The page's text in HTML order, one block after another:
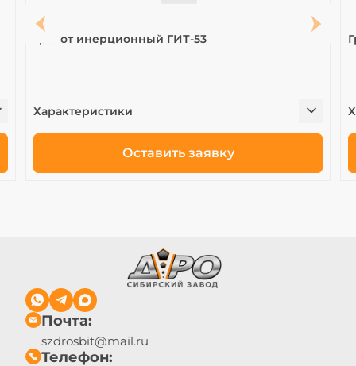
Грохот инерционный ГИТ-53
Характеристики
Оставить заявку
Телефон:
Почта:
szdrosbit@mail.ru